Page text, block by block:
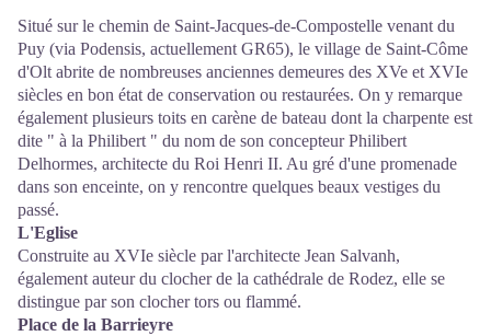
Situé sur le chemin de Saint-Jacques-de-Compostelle venant du
Puy (via Podensis, actuellement GR65), le village de Saint-Côme
d'Olt abrite de nombreuses anciennes demeures des XVe et XVIe
siècles en bon état de conservation ou restaurées. On y remarque
également plusieurs toits en carène de bateau dont la charpente est
dite " à la Philibert " du nom de son concepteur Philibert
Delhormes, architecte du Roi Henri II. Au gré d'une promenade
dans son enceinte, on y rencontre quelques beaux vestiges du
passé.
L'Eglise
Construite au XVIe siècle par l'architecte Jean Salvanh,
également auteur du clocher de la cathédrale de Rodez, elle se
distingue par son clocher tors ou flammé.
Place de la Barrieyre